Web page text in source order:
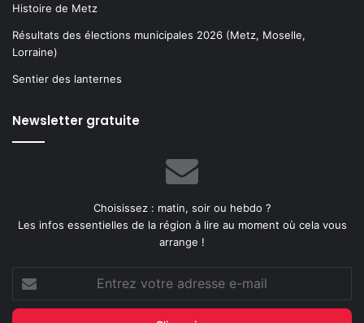
Histoire de Metz
Résultats des élections municipales 2026 (Metz, Moselle,
Lorraine)
Sentier des lanternes
Newsletter gratuite
Choisissez : matin, soir ou hebdo ?
Les infos essentielles de la région à lire au moment où cela vous
arrange !
votre
adresse